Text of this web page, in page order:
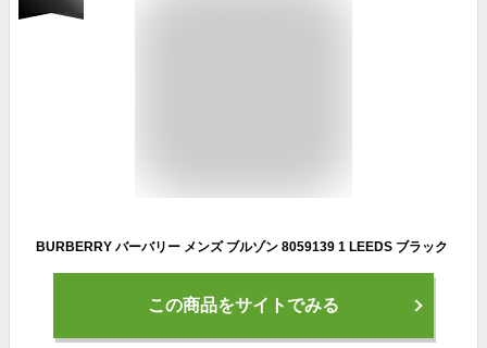
BURBERRY バーバリー メンズ ブルゾン 8059139 1 LEEDS ブラック
この商品をサイトでみる